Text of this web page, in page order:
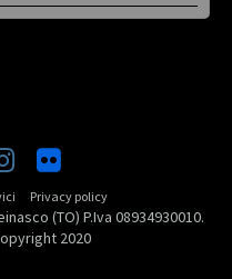
Privacy policy
(TO) P.Iva 08934930010.
2020